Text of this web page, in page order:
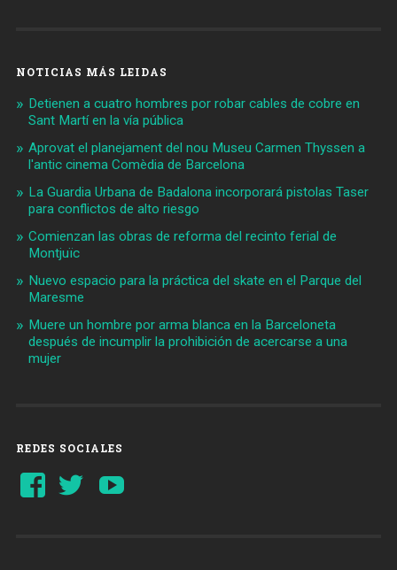
NOTICIAS MÁS LEIDAS
Detienen a cuatro hombres por robar cables de cobre en
Sant Martí en la vía pública
Aprovat el planejament del nou Museu Carmen Thyssen a
l'antic cinema Comèdia de Barcelona
La Guardia Urbana de Badalona incorporará pistolas Taser
para conflictos de alto riesgo
Comienzan las obras de reforma del recinto ferial de
Montjuïc
Nuevo espacio para la práctica del skate en el Parque del
Maresme
Muere un hombre por arma blanca en la Barceloneta
después de incumplir la prohibición de acercarse a una
mujer
REDES SOCIALES
Ver
perfil
Ver
perfil